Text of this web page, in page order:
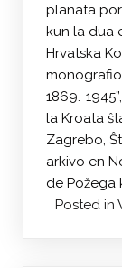
planata
kun la dua
Hrvatska
monografio
1869.-
la Kroata
Zagrebo,
arkivo en
de Požega
Posted in